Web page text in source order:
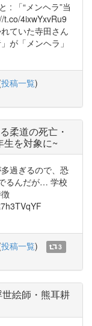
: 「“メンヘラ”当
t.co/4ixwYxvRu9
ていた寺田さん
が「メンヘラ」
投稿一覧)
柔道の死亡・
生を対象に~
過ぎるので、恐
るんだが… 学校
投稿一覧)
3
絵師・熊耳耕